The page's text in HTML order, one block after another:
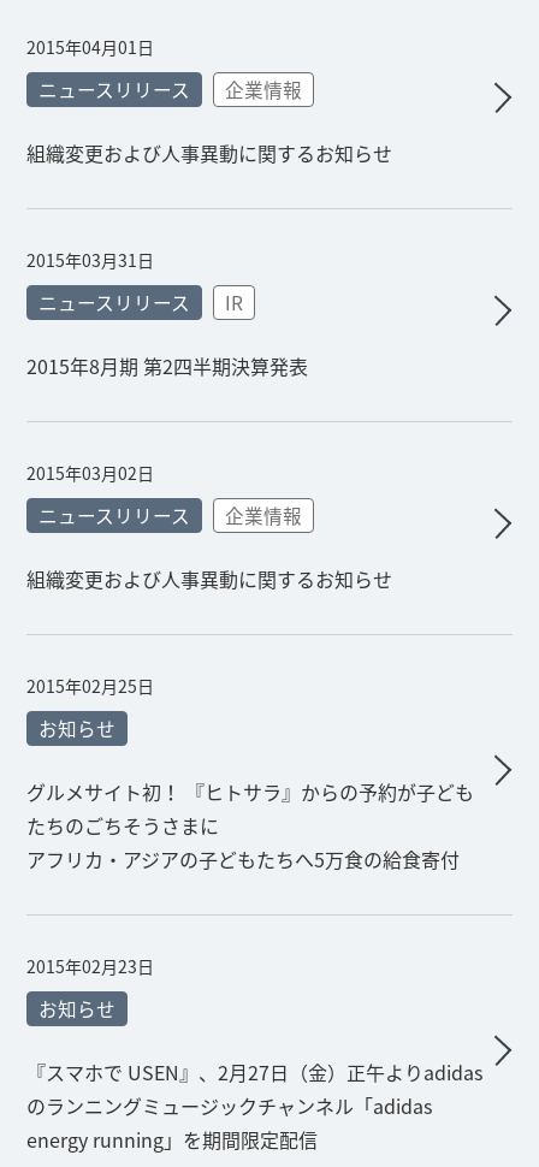
2015年04月01日
ニュースリリース 企業情報
組織変更および人事異動に関するお知らせ
2015年03月31日
ニュースリリース IR
2015年8月期 第2四半期決算発表
2015年03月02日
ニュースリリース 企業情報
組織変更および人事異動に関するお知らせ
2015年02月25日
お知らせ
グルメサイト初！ 『ヒトサラ』からの予約が子ども
たちのごちそうさまに
アフリカ・アジアの子どもたちへ5万食の給食寄付
2015年02月23日
お知らせ
『スマホで USEN』、2月27日（金）正午よりadidas
のランニングミュージックチャンネル「adidas
energy running」を期間限定配信